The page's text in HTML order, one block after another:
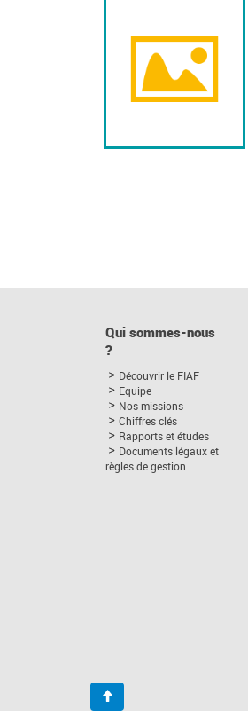
Qui sommes-nous
?
Découvrir le FIAF
Equipe
Nos missions
Chiffres clés
Rapports et études
Documents légaux et
règles de gestion